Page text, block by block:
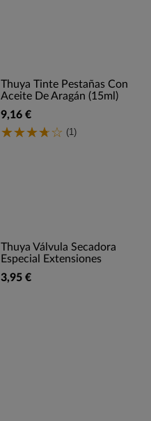
Thuya Tinte Pestañas Con
Aceite De Aragán (15ml)
9,16 €
(1)
Thuya Válvula Secadora
Especial Extensiones
3,95 €